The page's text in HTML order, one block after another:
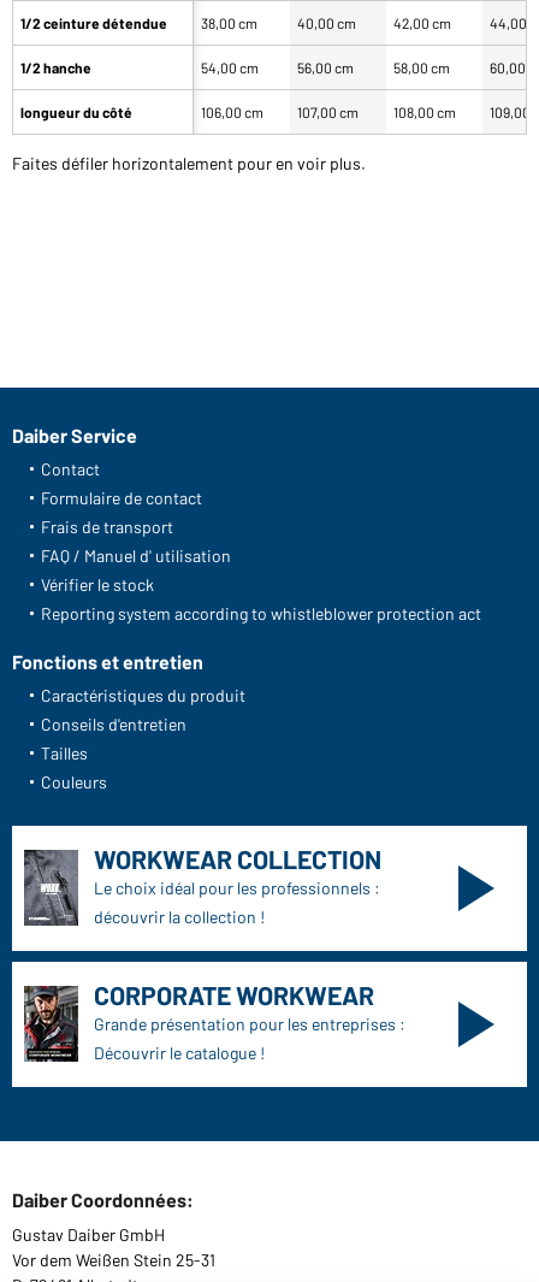
1/2 ceinture détendue
1/2 hanche
longueur du côté
38,00 cm 40,00 cm 42,00 cm 44,00
54,00 cm 56,00 cm 58,00 cm 60,00
106,00 cm 107,00 cm 108,00 cm 109,00
Faites défiler horizontalement pour en voir plus.
Daiber Service
Contact
Formulaire de contact
Frais de transport
FAQ / Manuel d' utilisation
Vérifier le stock
Reporting system according to whistleblower protection act
Fonctions et entretien
Caractéristiques du produit
Conseils d'entretien
Tailles
Couleurs
WORKWEAR COLLECTION
Le choix idéal pour les professionnels :
découvrir la collection !
CORPORATE WORKWEAR
Grande présentation pour les entreprises :
Découvrir le catalogue !
Daiber Coordonnées:
Gustav Daiber GmbH
Vor dem Weißen Stein 25-31